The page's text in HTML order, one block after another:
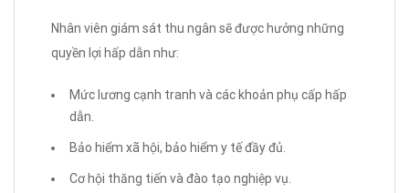
Nhân viên giám sát thu ngân sẽ được hưởng những
quyền lợi hấp dẫn như:
Mức lương cạnh tranh và các khoản phụ cấp hấp
dẫn.
Bảo hiểm xã hội, bảo hiểm y tế đầy đủ.
Cơ hội thăng tiến và đào tạo nghiệp vụ.